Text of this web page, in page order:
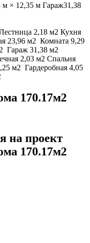
× 12,35 м Гараж31,38
2,18 м2 Кухня
23,96 м2 Комната 9,29
Гараж 31,38 м2
2,03 м2 Спальня
м2 Гардеробная 4,05
170.17м2
на проект
170.17м2